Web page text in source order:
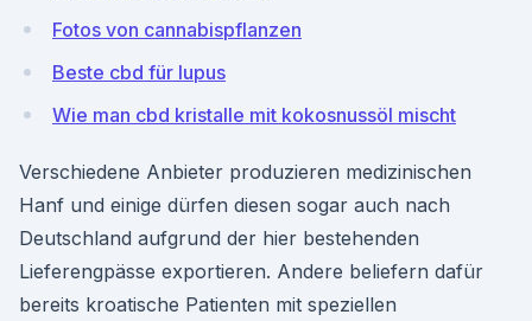
Fotos von cannabispflanzen
Beste cbd für lupus
Wie man cbd kristalle mit kokosnussöl mischt
Verschiedene Anbieter produzieren medizinischen
Hanf und einige dürfen diesen sogar auch nach
Deutschland aufgrund der hier bestehenden
Lieferengpässe exportieren. Andere beliefern dafür
bereits kroatische Patienten mit speziellen